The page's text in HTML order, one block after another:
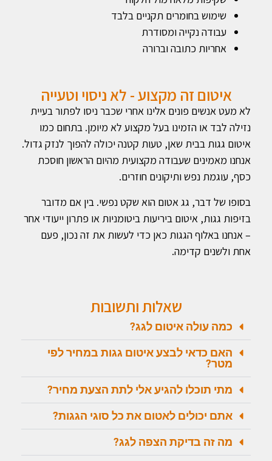
שימוש בחומרים תקניים בלבד
עבודה נקייה ומסודרת
אחריות כתובה וברורה
איטום זה מקצוע - לא ניסוי וטעייה
לא מעט אנשים פונים אלינו אחרי שכבר ניסו לפתור בעיית
נזילה לבד או הזמינו בעל מקצוע לא מיומן. בתחום כמו
איטום גגות בבית שאן, טעות קטנה יכולה להפוך לנזק גדול.
אנחנו מאמינים שעבודה מקצועית מהיום הראשון חוסכת
כסף, עוגמת נפש ותיקונים חוזרים.
בסופו של דבר, גג אטום הוא שקט נפשי. בין אם מדובר
בזיפות גגות, איטום ביריעות ביטומניות או פתרון ייעודי אחר
– אנחנו באלוף הגגות כאן כדי לעשות את זה נכון, פעם
אחת ולשנים קדימה.
שאלות ותשובות
כמה עולה איטום לגג?
האם כדאי לבצע איטום גגות במחיר לפי
מטר?
מתי תוכלו להגיע אלי לתת הצעת מחיר?
אתם יכולים לאטום את כל סוגי הגגות?
מה זה בדיקת הצפה לגג?